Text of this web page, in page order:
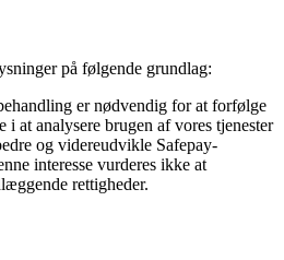
på følgende grundlag:
er nødvendig for at forfølge
i at analysere brugen af vores tjenester
og videreudvikle Safepay-
interesse vurderes ikke at
rettigheder.